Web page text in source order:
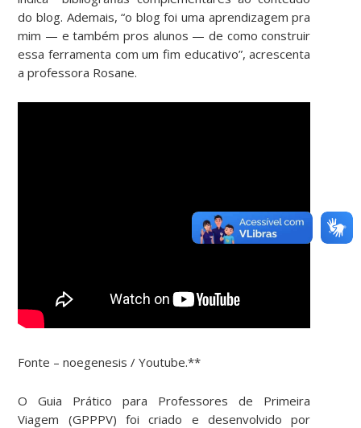
do blog. Ademais, “o blog foi uma aprendizagem pra
mim — e também pros alunos — de como construir
essa ferramenta com um fim educativo”, acrescenta
a professora Rosane.
Fonte – noegenesis / Youtube.**
O Guia Prático para Professores de Primeira
Viagem (GPPPV) foi criado e desenvolvido por